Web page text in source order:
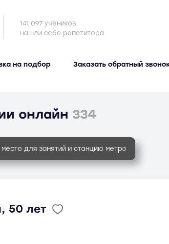
141 097 учеников
нашли себе репетитора
на подбор Заказать обратный
онлайн 334
для занятий и станцию метро
50 лет